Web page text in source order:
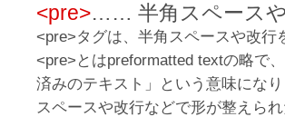
<pre>…… 半角スペース
<pre>タグは、半角スペースや改
<pre>とはpreformatted textの略で
済みのテキスト」という意味にな
スペースや改行などで形が整えら